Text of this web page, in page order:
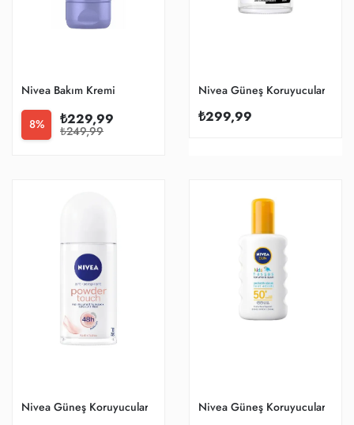
Nivea Bakım Kremi
8% ₺229,99
₺249,99
Nivea Güneş Koruyucular
₺299,99
Nivea Güneş Koruyucular Nivea Güneş Koruyucular